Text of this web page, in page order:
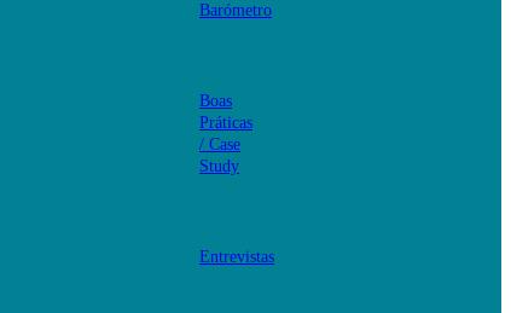
Barómetro
Boas
Práticas
/ Case
Study
Entrevistas